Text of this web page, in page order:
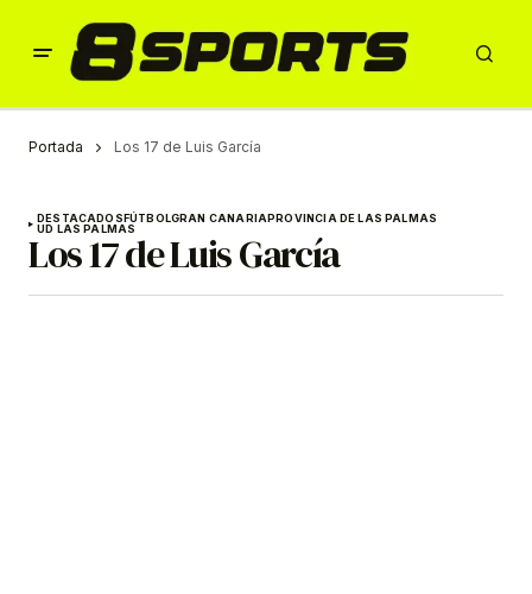
Portada Los 17 de Luis García
DESTACADOSFÚTBOLGRAN CANARIAPROVINCIA DE LAS PALMAS
UD LAS PALMAS
Los 17 de Luis García